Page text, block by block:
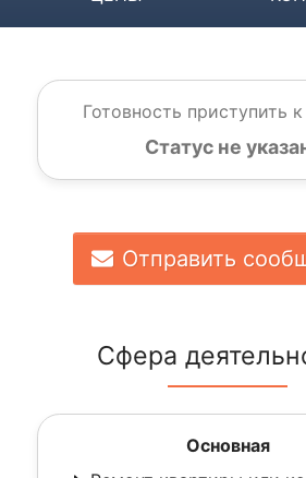
Готовность приступить
Статус не
Отправить
Сфера
Основная